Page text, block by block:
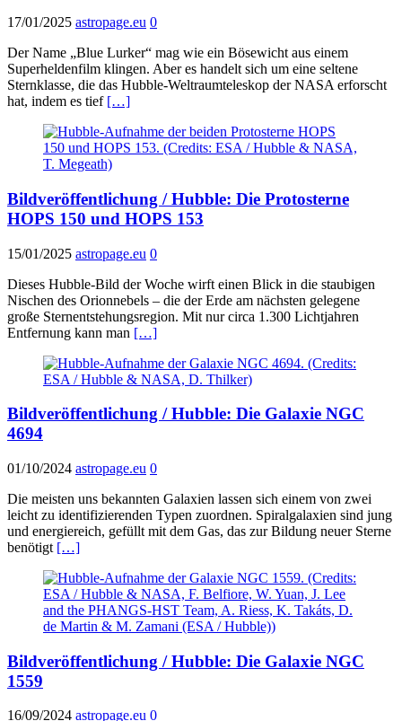
17/01/2025 astropage.eu 0
Der Name „Blue Lurker“ mag wie ein Bösewicht aus einem
Superheldenfilm klingen. Aber es handelt sich um eine seltene
Sternklasse, die das Hubble-Weltraumteleskop der NASA erforscht
hat, indem es tief […]
Bildveröffentlichung / Hubble: Die Protosterne
HOPS 150 und HOPS 153
15/01/2025 astropage.eu 0
Dieses Hubble-Bild der Woche wirft einen Blick in die staubigen
Nischen des Orionnebels – die der Erde am nächsten gelegene
große Sternentstehungsregion. Mit nur circa 1.300 Lichtjahren
Entfernung kann man […]
Bildveröffentlichung / Hubble: Die Galaxie NGC
4694
01/10/2024 astropage.eu 0
Die meisten uns bekannten Galaxien lassen sich einem von zwei
leicht zu identifizierenden Typen zuordnen. Spiralgalaxien sind jung
und energiereich, gefüllt mit dem Gas, das zur Bildung neuer Sterne
benötigt […]
Bildveröffentlichung / Hubble: Die Galaxie NGC
1559
16/09/2024 astropage.eu 0